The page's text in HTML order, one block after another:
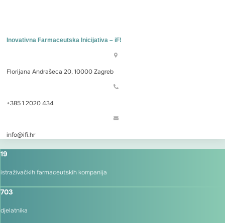
Inovativna Farmaceutska Inicijativa – iF!
Florijana Andrašeca 20, 10000 Zagreb
+385 1 2020 434
info@ifi.hr
19
istraživačkih farmaceutskih kompanija
703
djelatnika